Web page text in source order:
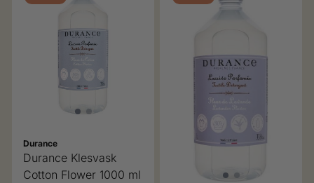
Durance
Durance Klesvask
Cotton Flower 1000 ml